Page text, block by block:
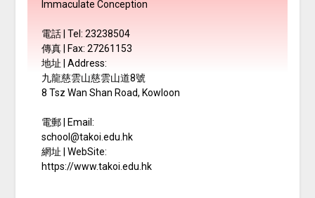
Immaculate Conception
電話 | Tel: 23238504
傳真 | Fax: 27261153
地址 | Address:
九龍慈雲山慈雲山道8號
8 Tsz Wan Shan Road, Kowloon
電郵 | Email:
school@takoi.edu.hk
網址 | WebSite:
https://www.takoi.edu.hk